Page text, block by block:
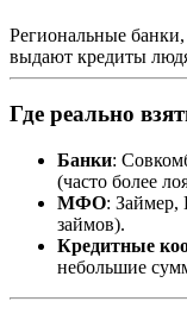
Региональные
выдают кредиты
Где реально
Банки:
(часто более
МФО: Займер,
займов).
Кредитные
небольшие